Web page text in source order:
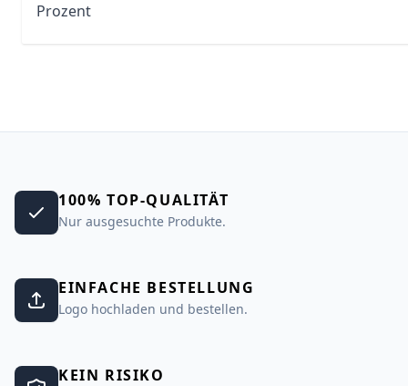
Prozent
100% TOP-QUALITÄT
Nur ausgesuchte Produkte.
EINFACHE BESTELLUNG
Logo hochladen und bestellen.
KEIN RISIKO